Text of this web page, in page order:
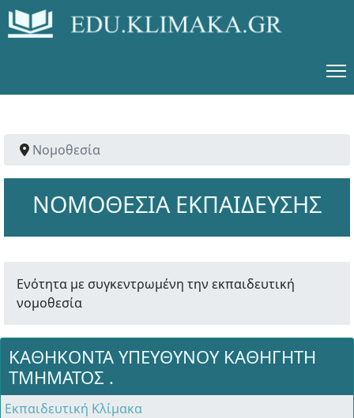
Νομοθεσία
ΝΟΜΟΘΕΣΙΑ ΕΚΠΑΙΔΕΥΣΗΣ
Ενότητα με συγκεντρωμένη την εκπαιδευτική
νομοθεσία
ΚΑΘΗΚΟΝΤΑ ΥΠΕΥΘΥΝΟΥ ΚΑΘΗΓΗΤΗ
ΤΜΗΜΑΤΟΣ .
Εκπαιδευτική Κλίμακα